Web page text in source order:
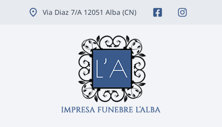
Via Diaz 7/A 12051 Alba (CN)